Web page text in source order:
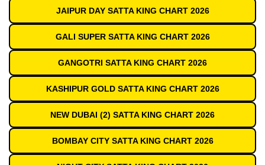
JAIPUR DAY SATTA KING CHART 2026
GALI SUPER SATTA KING CHART 2026
GANGOTRI SATTA KING CHART 2026
KASHIPUR GOLD SATTA KING CHART 2026
NEW DUBAI (2) SATTA KING CHART 2026
BOMBAY CITY SATTA KING CHART 2026